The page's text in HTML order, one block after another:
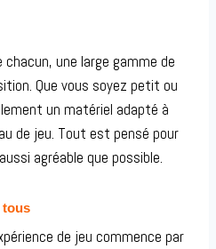
une large gamme de
Que vous soyez petit ou
un matériel adapté à
de jeu. Tout est pensé pour
agréable que possible.
tous
de jeu commence par